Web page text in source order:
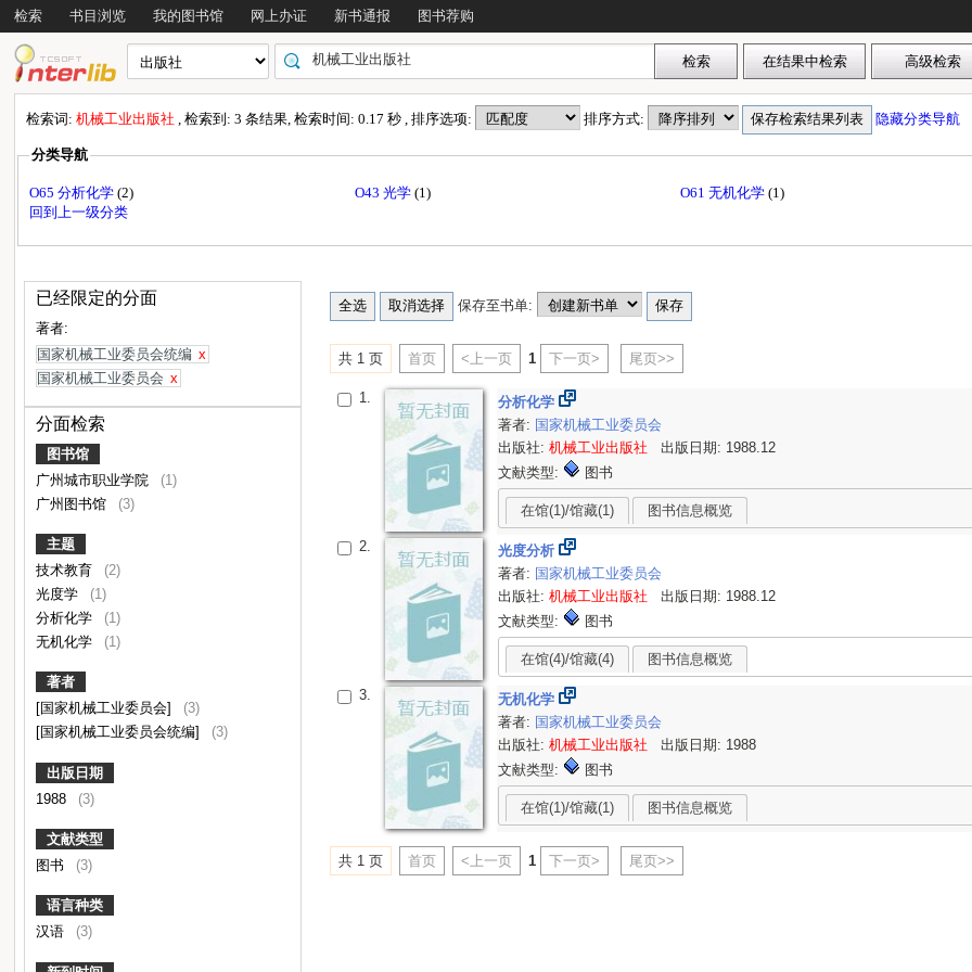
检索 书目浏览 我的图书馆 网上办证 新书通报 图书荐购
检索词:机械工业出版社, 检索到: 3 条结果, 检索时间: 0.17 秒 , 排序选项: 排序方式: 隐藏分类导航
分类导航
O65 分析化学(2) O43 光学(1) O61 无机化学(1)
回到上一级分类
已经限定的分面
著者:
国家机械工业委员会统编 x
国家机械工业委员会 x
分面检索
图书馆
广州城市职业学院
(1)
广州图书馆
(3)
主题
技术教育
(2)
光度学
(1)
分析化学
(1)
无机化学
(1)
著者
[国家机械工业委员会]
(3)
[国家机械工业委员会统编]
(3)
出版日期
1988
(3)
文献类型
图书
(3)
语言种类
汉语
(3)
保存至书单:
共 1 页 首页 <上一页 1 下一页> 尾页>>
1.
分析化学
著者: 国家机械工业委员会
出版社:机械工业出版社 出版日期: 1988.12
文献类型:
图书
在馆(1)/馆藏(1) 图书信息概览
2.
光度分析
著者: 国家机械工业委员会
出版社:机械工业出版社 出版日期: 1988.12
文献类型:
图书
在馆(4)/馆藏(4) 图书信息概览
3.
无机化学
著者: 国家机械工业委员会
出版社:机械工业出版社 出版日期: 1988
文献类型:
图书
在馆(1)/馆藏(1) 图书信息概览
共 1 页 首页 <上一页 1 下一页> 尾页>>